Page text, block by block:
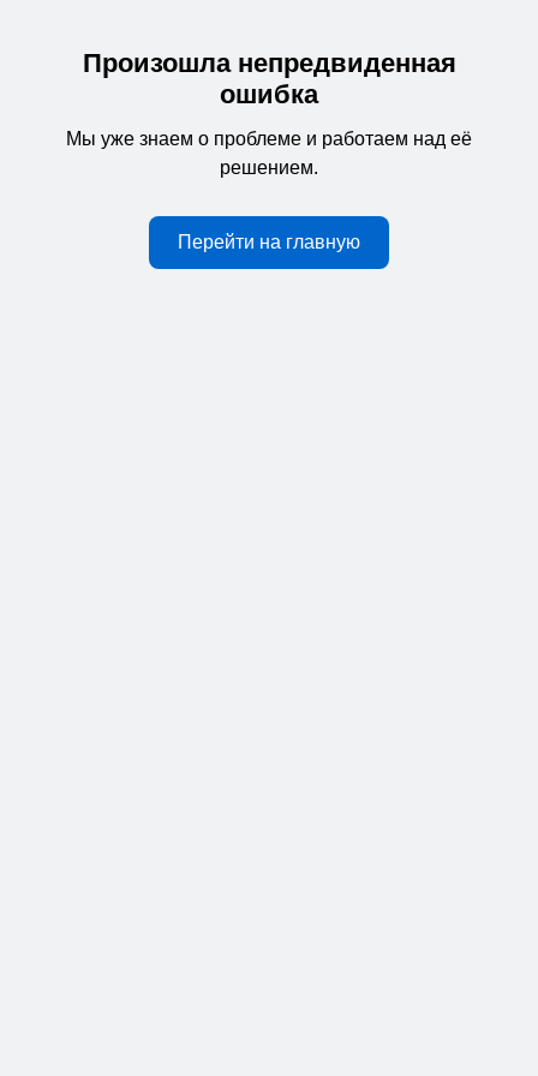
Произошла непредвиденная
ошибка
Мы уже знаем о проблеме и работаем над её
решением.
Перейти на главную